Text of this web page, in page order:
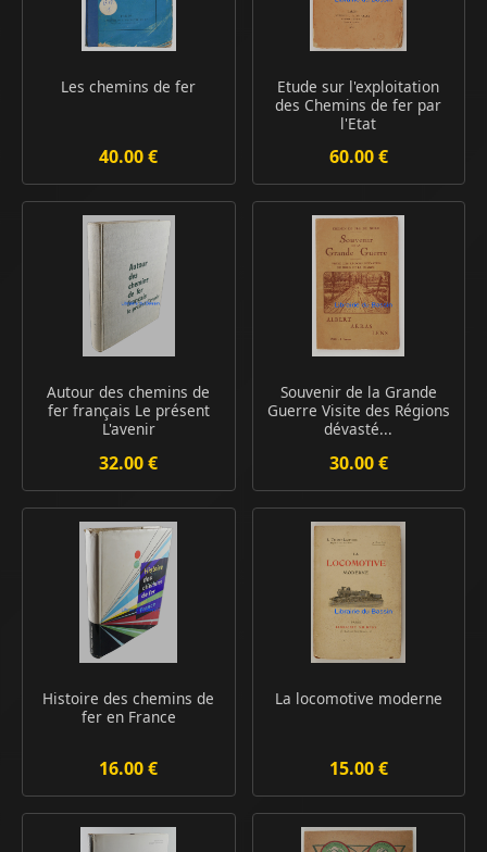
Les chemins de fer
40.00 €
Etude sur l'exploitation
des Chemins de fer par
l'Etat
60.00 €
Autour des chemins de
fer français Le présent
L'avenir
32.00 €
Souvenir de la Grande
Guerre Visite des Régions
dévasté...
30.00 €
Histoire des chemins de
fer en France
16.00 €
La locomotive moderne
15.00 €